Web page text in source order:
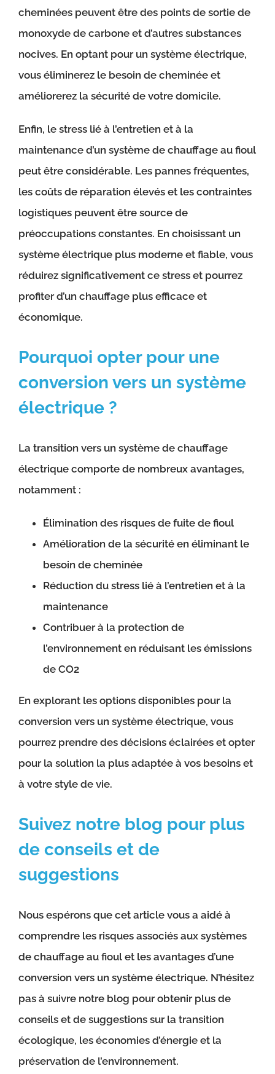
cheminées peuvent être des points de sortie de
monoxyde de carbone et d’autres substances
nocives. En optant pour un système électrique,
vous éliminerez le besoin de cheminée et
améliorerez la sécurité de votre domicile.
Enfin, le stress lié à l’entretien et à la
maintenance d’un système de chauffage au fioul
peut être considérable. Les pannes fréquentes,
les coûts de réparation élevés et les contraintes
logistiques peuvent être source de
préoccupations constantes. En choisissant un
système électrique plus moderne et fiable, vous
réduirez significativement ce stress et pourrez
profiter d’un chauffage plus efficace et
économique.
Pourquoi opter pour une
conversion vers un système
électrique ?
La transition vers un système de chauffage
électrique comporte de nombreux avantages,
notamment :
Élimination des risques de fuite de fioul
Amélioration de la sécurité en éliminant le
besoin de cheminée
Réduction du stress lié à l’entretien et à la
maintenance
Contribuer à la protection de
l’environnement en réduisant les émissions
de CO2
En explorant les options disponibles pour la
conversion vers un système électrique, vous
pourrez prendre des décisions éclairées et opter
pour la solution la plus adaptée à vos besoins et
à votre style de vie.
Suivez notre blog pour plus
de conseils et de
suggestions
Nous espérons que cet article vous a aidé à
comprendre les risques associés aux systèmes
de chauffage au fioul et les avantages d’une
conversion vers un système électrique. N’hésitez
pas à suivre notre blog pour obtenir plus de
conseils et de suggestions sur la transition
écologique, les économies d’énergie et la
préservation de l’environnement.